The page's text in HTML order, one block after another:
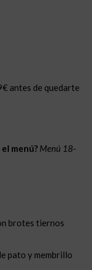
antes de quedarte
menú? Menú 18-
brotes tiernos
pato y membrillo